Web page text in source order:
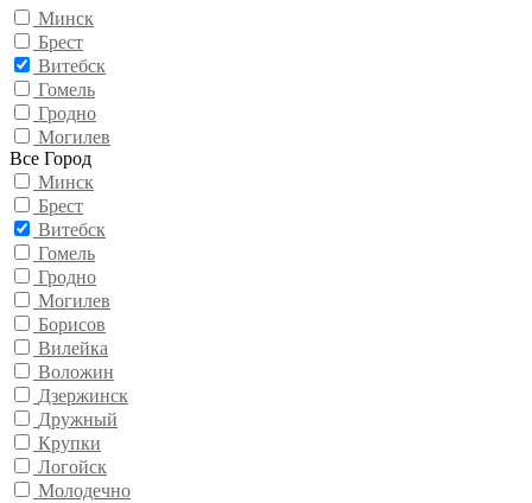
Минск
Брест
Витебск
Гомель
Гродно
Могилев
Все Город
Минск
Брест
Витебск
Гомель
Гродно
Могилев
Борисов
Вилейка
Воложин
Дзержинск
Дружный
Крупки
Логойск
Молодечно